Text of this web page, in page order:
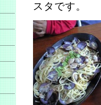
スタです。